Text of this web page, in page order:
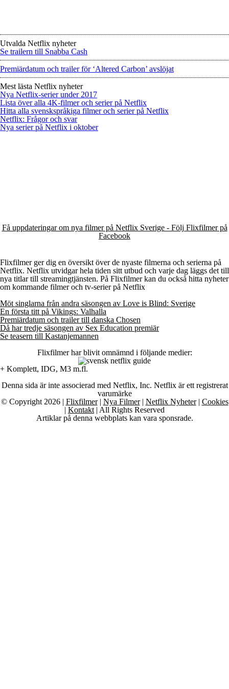
Utvalda Netflix nyheter
Se trailern till Snabba Cash
Premiärdatum och trailer för ‘Altered Carbon’ avslöjat
Mest lästa Netflix nyheter
Nya Netflix-serier under 2017
Lista över alla 4K-filmer och serier på Netflix
Hitta alla svenskspråkiga filmer och serier på Netflix
Netflix: Frågor och svar
Nya serier på Netflix i oktober
Få uppdateringar om nya filmer på Netflix Sverige - Följ Flixfilmer på
Facebook
Flixfilmer ger dig en översikt över de nyaste filmerna och serierna på
Netflix. Netflix utvidgar hela tiden sitt utbud och varje dag läggs det till
nya titlar till streamingtjänsten. På Flixfilmer kan du också hitta nyheter
om kommande filmer och tv-serier på Netflix
Möt singlarna från andra säsongen av Love is Blind: Sverige
En första titt på Vikings: Valhalla
Premiärdatum och trailer till danska Chosen
Då har tredje säsongen av Sex Education premiär
Se teasern till Kastanjemannen
Flixfilmer har blivit omnämnd i följande medier:
+ Komplett, IDG, M3 m.fl.
Denna sida är inte associerad med Netflix, Inc. Netflix är ett registrerat
varumärke
© Copyright 2026 | Flixfilmer| Nya Filmer| Netflix Nyheter| Cookies
| Kontakt | All Rights Reserved
Artiklar på denna webbplats kan vara sponsrade.